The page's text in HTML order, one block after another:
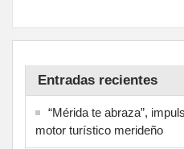
Entradas recientes
“Mérida te abraza”,
motor turístico merideño